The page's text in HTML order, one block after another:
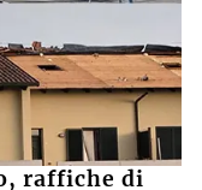
raffiche di